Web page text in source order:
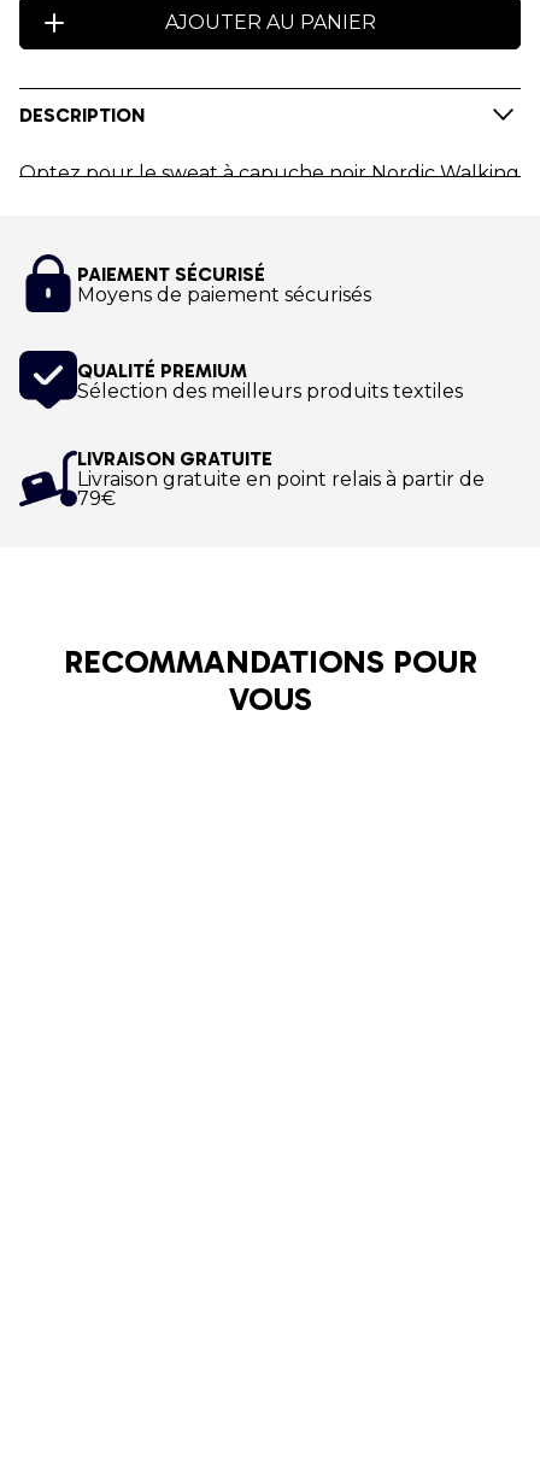
AJOUTER AU PANIER
DESCRIPTION
Optez pour le sweat à capuche noir Nordic Walking
Personnalisez le Sweat à capuche aux couleurs du
Club Nordic Walking World Youth Academy !
PAIEMENT SÉCURISÉ
Moyens de paiement sécurisés
QUALITÉ PREMIUM
Sélection des meilleurs produits textiles
LIVRAISON GRATUITE
Livraison gratuite en point relais à partir de
79€
RECOMMANDATIONS POUR
VOUS